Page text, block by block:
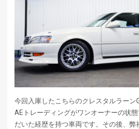
今回入庫したこちらのクレスタルラーン
AEトレーディングがワンオーナーの状
だいた経歴を持つ車両です。その後、弊